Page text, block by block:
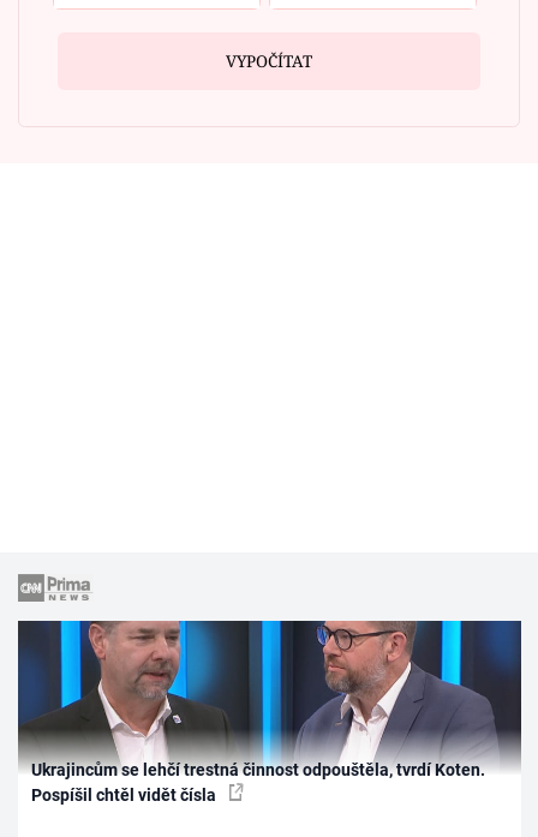
VYPOČÍTAT
Ukrajincům se lehčí trestná činnost odpouštěla, tvrdí Koten.
Pospíšil chtěl vidět čísla